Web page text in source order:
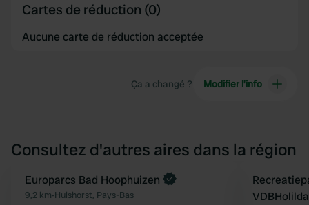
Cartes de réduction (0)
Aucune carte de réduction acceptée
Ça a changé ? Modifier l’info
Consultez d'autres aires dans la région
Préféré
Reserve maintenant
Europarcs Bad Hoophuizen
9,2 km•Hulshorst, Pays-Bas
Reserve